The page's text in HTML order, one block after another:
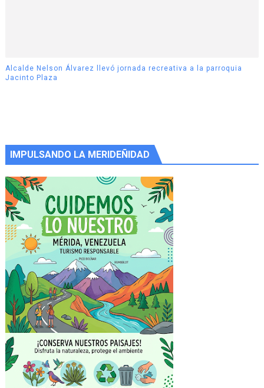
Alcalde Nelson Álvarez llevó jornada recreativa a la parroquia
Jacinto Plaza
IMPULSANDO LA MERIDEÑIDAD